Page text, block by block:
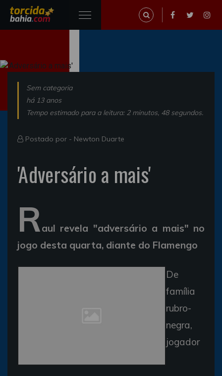
Sem categoria
há 13 anos
Tempo estimado para a leitura: 2 minutos, 48 segundos.
Postado por - Newton Duarte
'Adversário a mais'
Raul revela "adversário a mais" no
jogo desta quarta, diante do Flamengo
De
família
rubro-
negra,
jogador